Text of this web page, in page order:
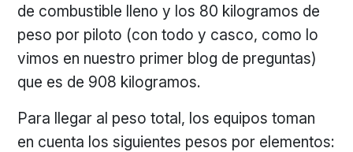
de combustible lleno y los 80 kilogramos de
peso por piloto (con todo y casco, como lo
vimos en nuestro primer blog de preguntas)
que es de 908 kilogramos.
Para llegar al peso total, los equipos toman
en cuenta los siguientes pesos por elementos: